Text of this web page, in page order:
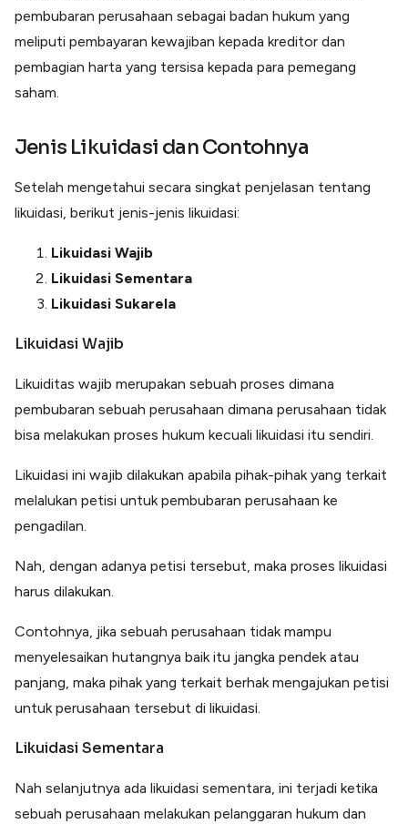
pembubaran perusahaan sebagai badan hukum yang
meliputi pembayaran kewajiban kepada kreditor dan
pembagian harta yang tersisa kepada para pemegang
saham.
Jenis Likuidasi dan Contohnya
Setelah mengetahui secara singkat penjelasan tentang
likuidasi, berikut jenis-jenis likuidasi:
Likuidasi Wajib
Likuidasi Sementara
Likuidasi Sukarela
Likuidasi Wajib
Likuiditas wajib merupakan sebuah proses dimana
pembubaran sebuah perusahaan dimana perusahaan tidak
bisa melakukan proses hukum kecuali likuidasi itu sendiri.
Likuidasi ini wajib dilakukan apabila pihak-pihak yang terkait
melalukan petisi untuk pembubaran perusahaan ke
pengadilan.
Nah, dengan adanya petisi tersebut, maka proses likuidasi
harus dilakukan.
Contohnya, jika sebuah perusahaan tidak mampu
menyelesaikan hutangnya baik itu jangka pendek atau
panjang, maka pihak yang terkait berhak mengajukan petisi
untuk perusahaan tersebut di likuidasi.
Likuidasi Sementara
Nah selanjutnya ada likuidasi sementara, ini terjadi ketika
sebuah perusahaan melakukan pelanggaran hukum dan